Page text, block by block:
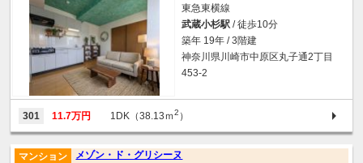
東急東横線
武蔵小杉駅 / 徒歩10分
築年 19年 / 3階建
神奈川県川崎市中原区丸子通2丁目
453-2
301 11.7万円 1DK（38.13ｍ2 ）
メゾン・ド・グリシーヌ
マンション